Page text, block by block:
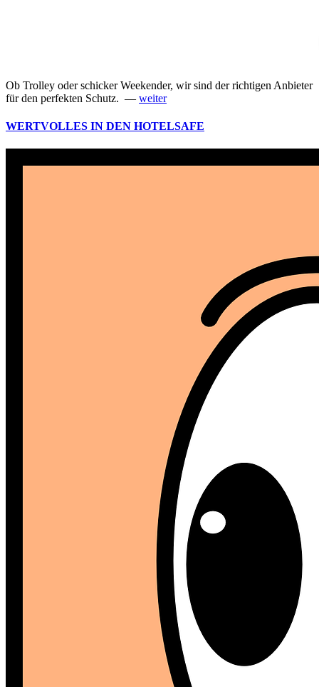
Ob Trolley oder schicker Weekender, wir sind der richtigen Anbieter
für den perfekten Schutz. — weiter
WERTVOLLES IN DEN HOTELSAFE